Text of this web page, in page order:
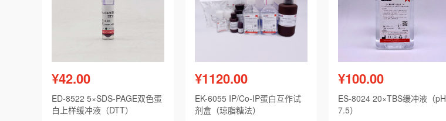
¥42.00
ED-8522 5×SDS-PAGE双色蛋
白上样缓冲液（DTT）
¥1120.00
EK-6055 IP/Co-IP蛋白互作试
剂盒（琼脂糖法）
¥100.00
ES-8024 20×TBS缓冲液（pH
7.5）